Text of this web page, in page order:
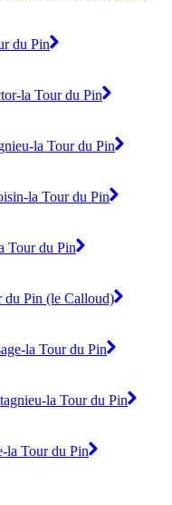
du Pin
la Tour du Pin
la Tour du Pin
la Tour du Pin
Tour du Pin
du Pin (le Calloud)
la Tour du Pin
la Tour du Pin
la Tour du Pin